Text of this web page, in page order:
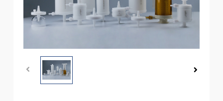
公司新闻
联系我们